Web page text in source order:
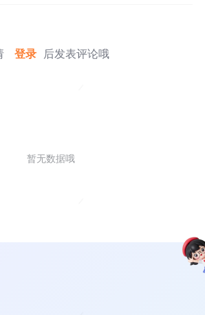
登录 后发表评论哦
暂无数据哦